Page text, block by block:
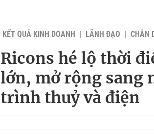
KẾT QUẢ KINH DOANH LÃNH ĐẠO CHÂN
Ricons hé lộ thời
lớn, mở rộng sang
trình thuỷ và điện